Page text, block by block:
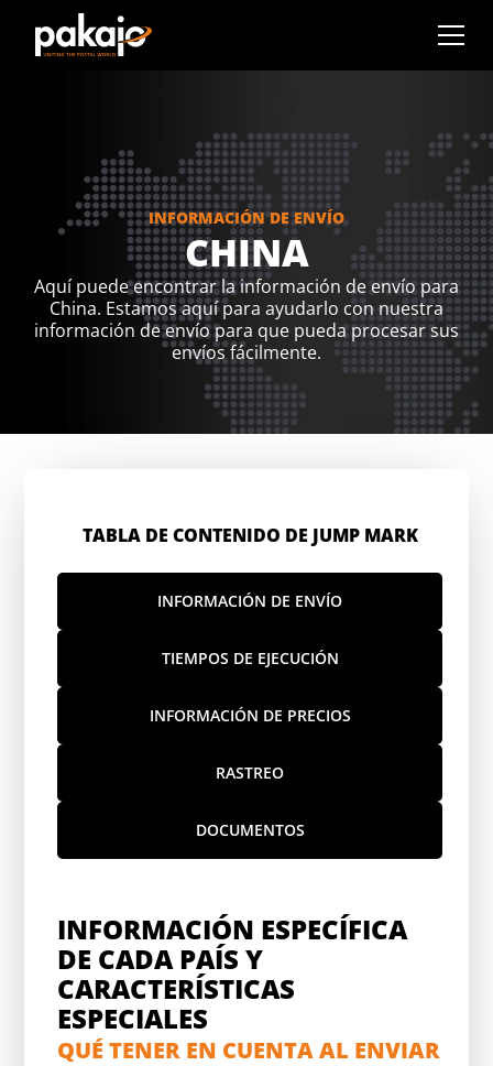
INFORMACIÓN DE ENVÍO
CHINA
Aquí puede encontrar la información de envío para
China. Estamos aquí para ayudarlo con nuestra
información de envío para que pueda procesar sus
envíos fácilmente.
TABLA DE CONTENIDO DE JUMP MARK
INFORMACIÓN DE ENVÍO
TIEMPOS DE EJECUCIÓN
INFORMACIÓN DE PRECIOS
RASTREO
DOCUMENTOS
INFORMACIÓN ESPECÍFICA
DE CADA PAÍS Y
CARACTERÍSTICAS
ESPECIALES
QUÉ TENER EN CUENTA AL ENVIAR